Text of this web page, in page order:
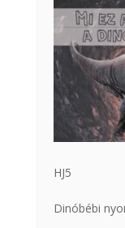
HJ5
Dinóbébi